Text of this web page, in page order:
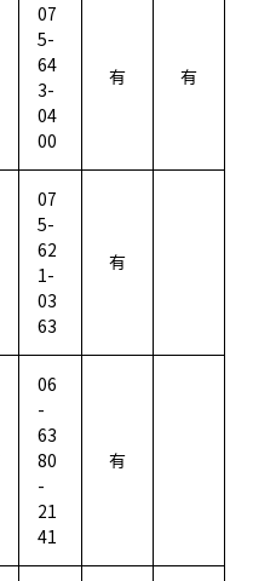
07
5-
64
3-
04
00
有 有
07
5-
62
1-
03
63
有
06
-
63
80
-
21
41
有